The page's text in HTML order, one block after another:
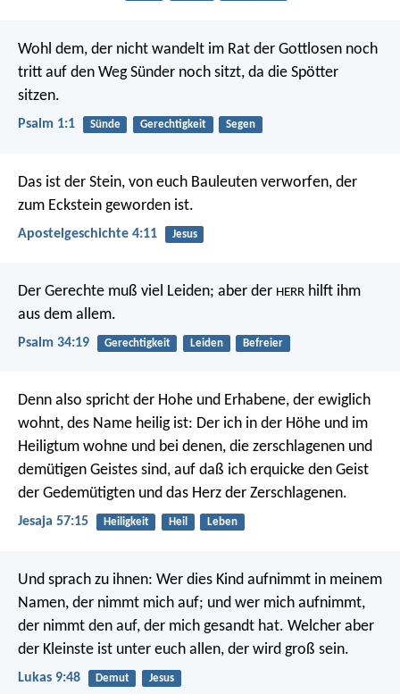
Wohl dem, der nicht wandelt im Rat der Gottlosen noch
tritt auf den Weg Sünder noch sitzt, da die Spötter
sitzen.
Psalm 1:1 Sünde Gerechtigkeit Segen
Das ist der Stein, von euch Bauleuten verworfen, der
zum Eckstein geworden ist.
Apostelgeschichte 4:11 Jesus
Der Gerechte muß viel Leiden; aber der HERR hilft ihm
aus dem allem.
Psalm 34:19 Gerechtigkeit Leiden Befreier
Denn also spricht der Hohe und Erhabene, der ewiglich
wohnt, des Name heilig ist: Der ich in der Höhe und im
Heiligtum wohne und bei denen, die zerschlagenen und
demütigen Geistes sind, auf daß ich erquicke den Geist
der Gedemütigten und das Herz der Zerschlagenen.
Jesaja 57:15 Heiligkeit Heil Leben
Und sprach zu ihnen: Wer dies Kind aufnimmt in meinem
Namen, der nimmt mich auf; und wer mich aufnimmt,
der nimmt den auf, der mich gesandt hat. Welcher aber
der Kleinste ist unter euch allen, der wird groß sein.
Lukas 9:48 Demut Jesus